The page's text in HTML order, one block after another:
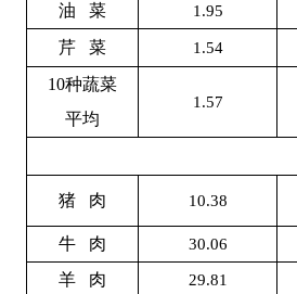
油 菜 1.95
芹 菜 1.54
10种蔬菜
平均
1.57
猪 肉 10.38
牛 肉 30.06
羊 肉 29.81